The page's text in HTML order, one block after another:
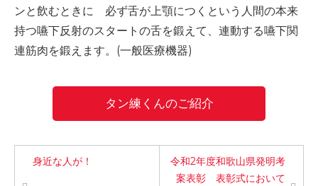
ンと飲むときに 必ず舌が上顎につくという人間の本来
持つ嚥下反射のスタートの舌を鍛えて、連動する嚥下関
連筋肉を鍛えます。(一般医療機器)
タン練くんのご紹介
身近な人が！
令和2年度和歌山県発明考
案表彰 表彰式において